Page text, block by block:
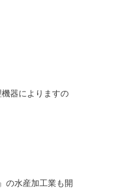
器によりますの
の水産加工業も開